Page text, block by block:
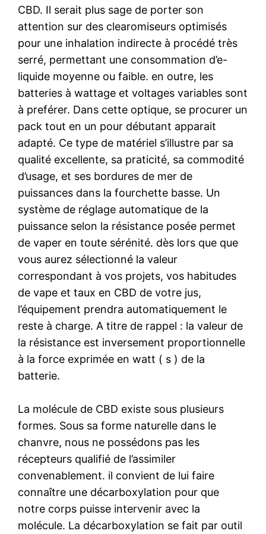
CBD. Il serait plus sage de porter son
attention sur des clearomiseurs optimisés
pour une inhalation indirecte à procédé très
serré, permettant une consommation d’e-
liquide moyenne ou faible. en outre, les
batteries à wattage et voltages variables sont
à preférer. Dans cette optique, se procurer un
pack tout en un pour débutant apparait
adapté. Ce type de matériel s’illustre par sa
qualité excellente, sa praticité, sa commodité
d’usage, et ses bordures de mer de
puissances dans la fourchette basse. Un
système de réglage automatique de la
puissance selon la résistance posée permet
de vaper en toute sérénité. dès lors que que
vous aurez sélectionné la valeur
correspondant à vos projets, vos habitudes
de vape et taux en CBD de votre jus,
l’équipement prendra automatiquement le
reste à charge. A titre de rappel : la valeur de
la résistance est inversement proportionnelle
à la force exprimée en watt ( s ) de la
batterie.
La molécule de CBD existe sous plusieurs
formes. Sous sa forme naturelle dans le
chanvre, nous ne possédons pas les
récepteurs qualifié de l’assimiler
convenablement. il convient de lui faire
connaître une décarboxylation pour que
notre corps puisse intervenir avec la
molécule. La décarboxylation se fait par outil